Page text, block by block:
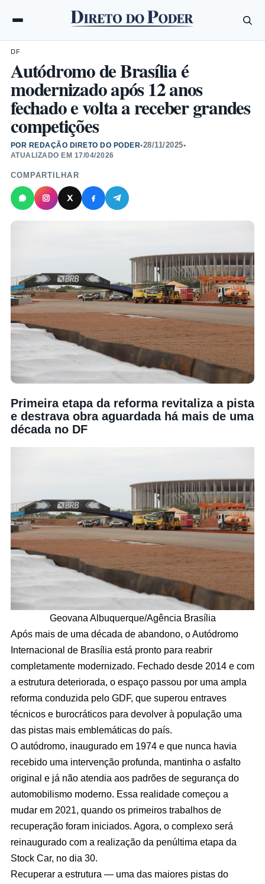
DF
Autódromo de Brasília é
modernizado após 12 anos
fechado e volta a receber grandes
competições
POR REDAÇÃO DIRETO DO PODER•28/11/2025•
ATUALIZADO EM 17/04/2026
COMPARTILHAR
Primeira etapa da reforma revitaliza a pista
e destrava obra aguardada há mais de uma
década no DF
Geovana Albuquerque/Agência Brasília
Após mais de uma década de abandono, o Autódromo
Internacional de Brasília está pronto para reabrir
completamente modernizado. Fechado desde 2014 e com
a estrutura deteriorada, o espaço passou por uma ampla
reforma conduzida pelo GDF, que superou entraves
técnicos e burocráticos para devolver à população uma
das pistas mais emblemáticas do país.
O autódromo, inaugurado em 1974 e que nunca havia
recebido uma intervenção profunda, mantinha o asfalto
original e já não atendia aos padrões de segurança do
automobilismo moderno. Essa realidade começou a
mudar em 2021, quando os primeiros trabalhos de
recuperação foram iniciados. Agora, o complexo será
reinaugurado com a realização da penúltima etapa da
Stock Car, no dia 30.
Recuperar a estrutura — uma das maiores pistas do